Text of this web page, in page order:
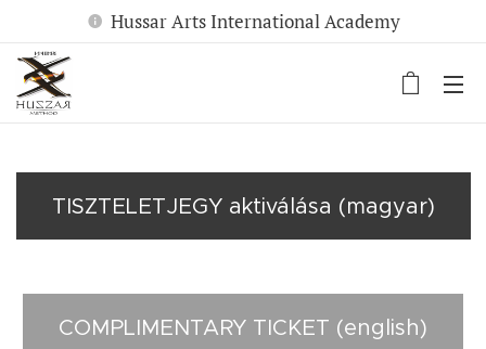
Hussar Arts International Academy
TISZTELETJEGY aktiválása (magyar)
COMPLIMENTARY TICKET (english)